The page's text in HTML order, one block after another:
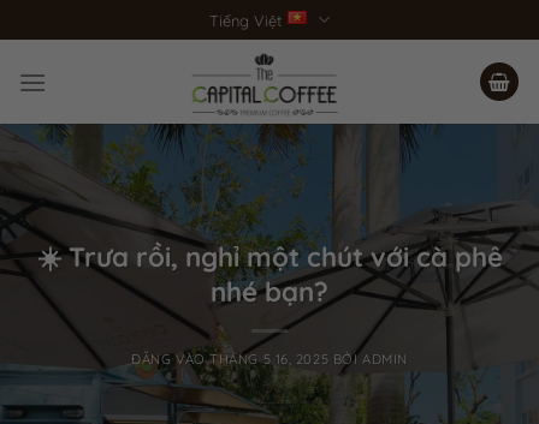
qua
nội
Tiếng Việt
☀️ Trưa rồi, nghỉ một chút với cà phê
nhé bạn?
ĐĂNG VÀOTHÁNG 5 16, 2025 BỞI ADMIN